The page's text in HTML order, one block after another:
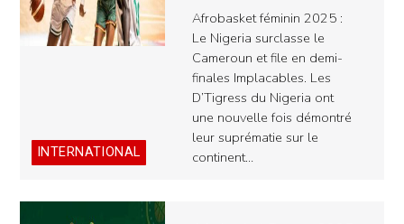
INTERNATIONAL
Afrobasket féminin 2025 :
Le Nigeria surclasse le
Cameroun et file en demi-
finales Implacables. Les
D’Tigress du Nigeria ont
une nouvelle fois démontré
leur suprématie sur le
continent…